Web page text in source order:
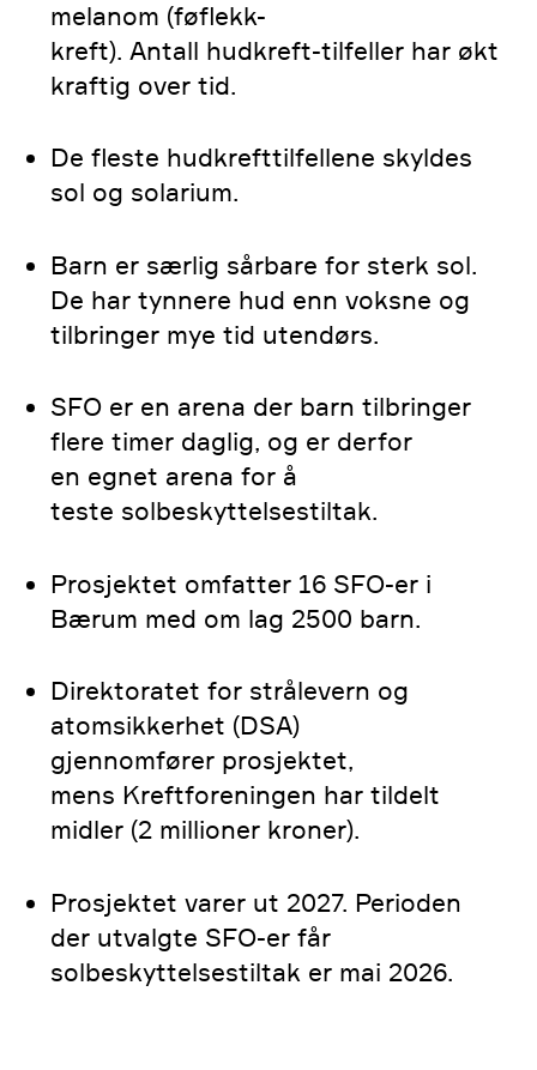
melanom (føflekk-
kreft). Antall hudkreft-tilfeller har økt
kraftig over tid.
De fleste hudkrefttilfellene skyldes
sol og solarium.
Barn er særlig sårbare for sterk sol.
De har tynnere hud enn voksne og
tilbringer mye tid utendørs.
SFO er en arena der barn tilbringer
flere timer daglig, og er derfor
en egnet arena for å
teste solbeskyttelsestiltak.
Prosjektet omfatter 16 SFO-er i
Bærum med om lag 2500 barn.
Direktoratet for strålevern og
atomsikkerhet (DSA)
gjennomfører prosjektet,
mens Kreftforeningen har tildelt
midler (2 millioner kroner).
Prosjektet varer ut 2027. Perioden
der utvalgte SFO-er får
solbeskyttelsestiltak er mai 2026.